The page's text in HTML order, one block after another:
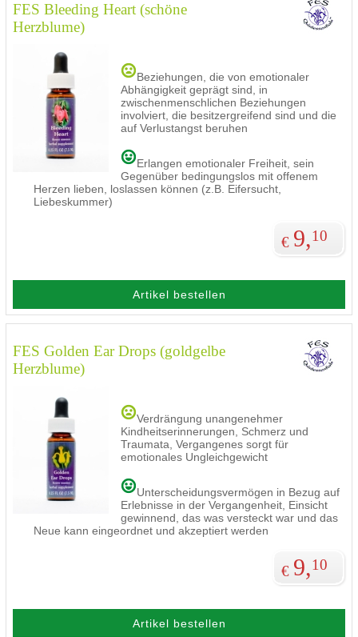
FES Bleeding Heart (schöne
Herzblume)
Beziehungen, die von emotionaler
Abhängigkeit geprägt sind, in
zwischenmenschlichen Beziehungen
involviert, die besitzergreifend sind und die
auf Verlustangst beruhen
Erlangen emotionaler Freiheit, sein
Gegenüber bedingungslos mit offenem
Herzen lieben, loslassen können (z.B. Eifersucht,
Liebeskummer)
€ 9,10
Artikel bestellen
FES Golden Ear Drops (goldgelbe
Herzblume)
Verdrängung unangenehmer
Kindheitserinnerungen, Schmerz und
Traumata, Vergangenes sorgt für
emotionales Ungleichgewicht
Unterscheidungsvermögen in Bezug auf
Erlebnisse in der Vergangenheit, Einsicht
gewinnend, das was versteckt war und das
Neue kann eingeordnet und akzeptiert werden
€ 9,10
Artikel bestellen